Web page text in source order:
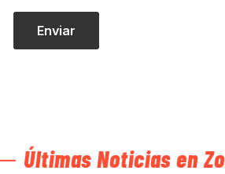
Últimas Noticias en